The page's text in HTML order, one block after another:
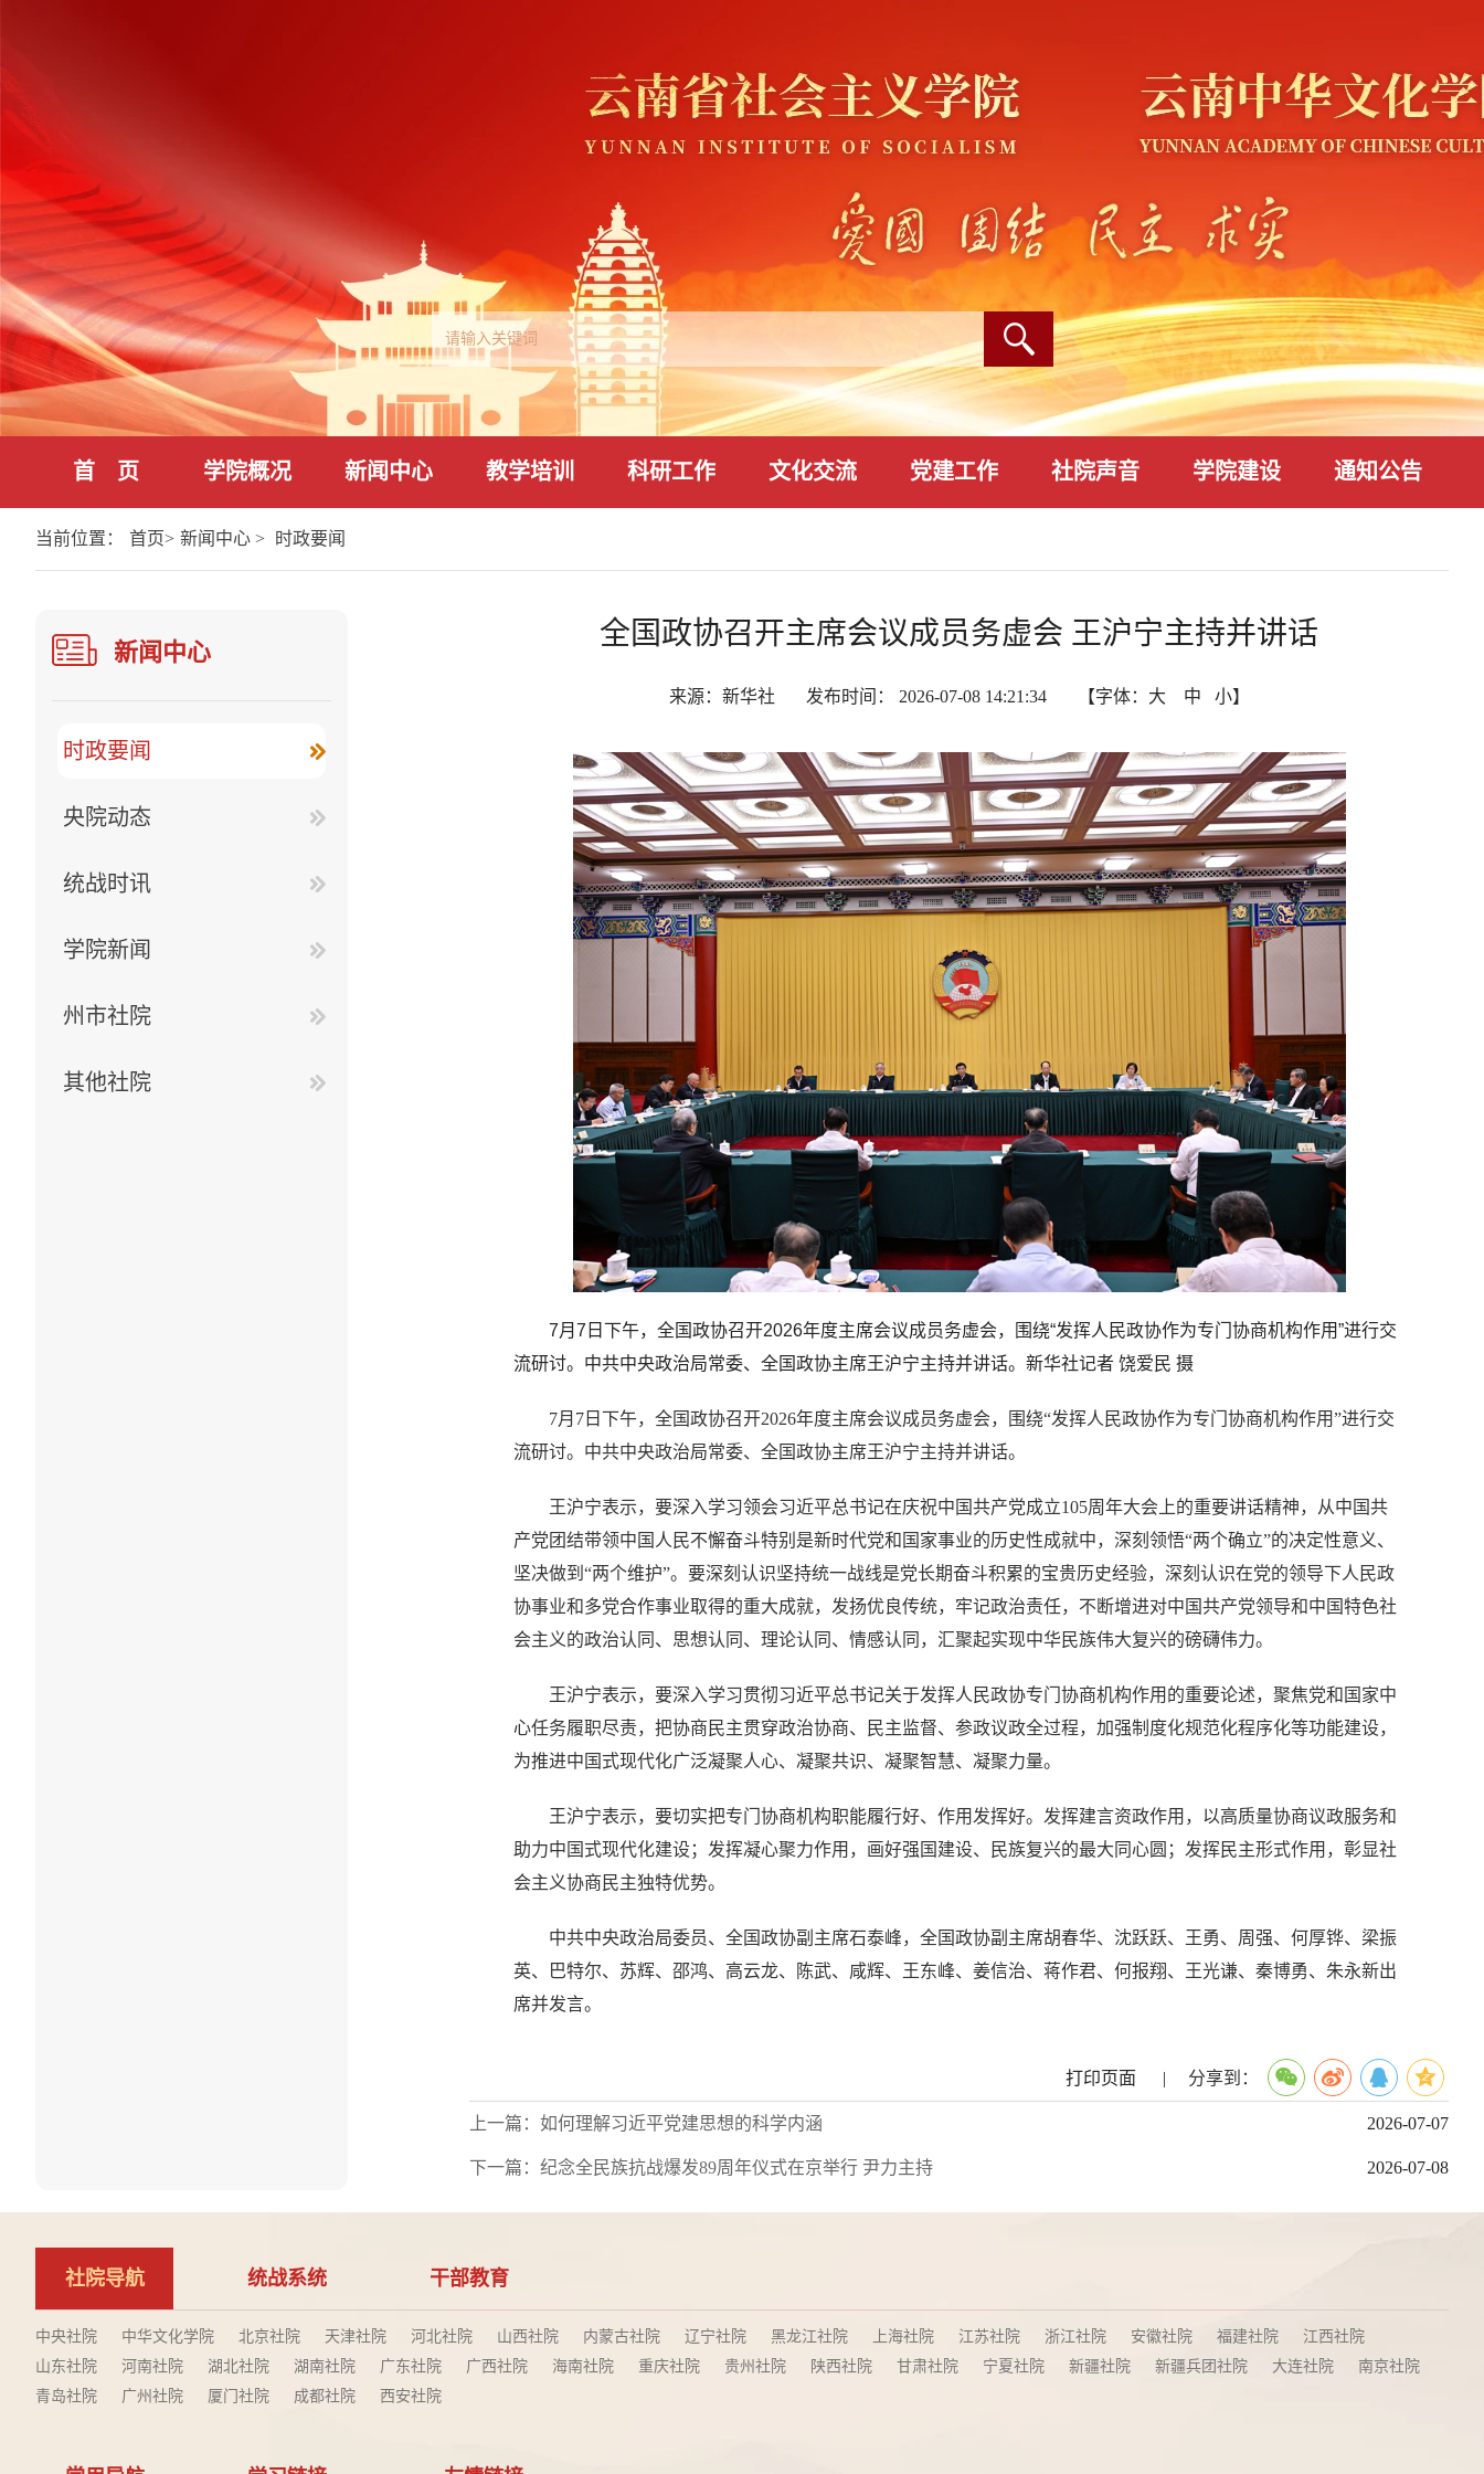
首 页 学院概况 新闻中心 教学培训 科研工作 文化交流 党建工作 社院声音 学院建设 通知公告
当前位置： 首页> 新闻中心 > 时政要闻
新闻中心
时政要闻
央院动态
统战时讯
学院新闻
州市社院
其他社院
全国政协召开主席会议成员务虚会 王沪宁主持并讲话
来源：新华社 发布时间： 2026-07-08 14:21:34 【字体： 大 中 小】
7月7日下午，全国政协召开2026年度主席会议成员务虚会，围绕“发挥人民政协作为专门协商机构作用”进行交
流研讨。中共中央政治局常委、全国政协主席王沪宁主持并讲话。新华社记者 饶爱民 摄
7月7日下午，全国政协召开2026年度主席会议成员务虚会，围绕“发挥人民政协作为专门协商机构作用”进行交
流研讨。中共中央政治局常委、全国政协主席王沪宁主持并讲话。
王沪宁表示，要深入学习领会习近平总书记在庆祝中国共产党成立105周年大会上的重要讲话精神，从中国共
产党团结带领中国人民不懈奋斗特别是新时代党和国家事业的历史性成就中，深刻领悟“两个确立”的决定性意义、
坚决做到“两个维护”。要深刻认识坚持统一战线是党长期奋斗积累的宝贵历史经验，深刻认识在党的领导下人民政
协事业和多党合作事业取得的重大成就，发扬优良传统，牢记政治责任，不断增进对中国共产党领导和中国特色社
会主义的政治认同、思想认同、理论认同、情感认同，汇聚起实现中华民族伟大复兴的磅礴伟力。
王沪宁表示，要深入学习贯彻习近平总书记关于发挥人民政协专门协商机构作用的重要论述，聚焦党和国家中
心任务履职尽责，把协商民主贯穿政治协商、民主监督、参政议政全过程，加强制度化规范化程序化等功能建设，
为推进中国式现代化广泛凝聚人心、凝聚共识、凝聚智慧、凝聚力量。
王沪宁表示，要切实把专门协商机构职能履行好、作用发挥好。发挥建言资政作用，以高质量协商议政服务和
助力中国式现代化建设；发挥凝心聚力作用，画好强国建设、民族复兴的最大同心圆；发挥民主形式作用，彰显社
会主义协商民主独特优势。
中共中央政治局委员、全国政协副主席石泰峰，全国政协副主席胡春华、沈跃跃、王勇、周强、何厚铧、梁振
英、巴特尔、苏辉、邵鸿、高云龙、陈武、咸辉、王东峰、姜信治、蒋作君、何报翔、王光谦、秦博勇、朱永新出
席并发言。
打印页面 | 分享到：
上一篇：如何理解习近平党建思想的科学内涵 2026-07-07
下一篇：纪念全民族抗战爆发89周年仪式在京举行 尹力主持 2026-07-08
社院导航 统战系统 干部教育
中央社院 中华文化学院 北京社院 天津社院 河北社院 山西社院 内蒙古社院 辽宁社院 黑龙江社院 上海社院 江苏社院 浙江社院 安徽社院 福建社院
江西社院
山东社院
河南社院 湖北社院 湖南社院 广东社院 广西社院 海南社院 重庆社院 贵州社院 陕西社院 甘肃社院 宁夏社院 新疆社院 新疆兵团社院 大连社院
南京社院
青岛社院
广州社院 厦门社院 成都社院 西安社院